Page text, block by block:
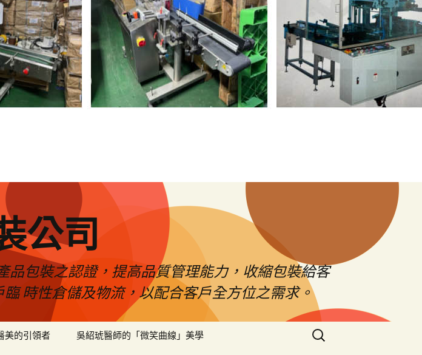
公司
品包裝之認證，提高品質管理能力，收縮包裝給客
時性倉儲及物流，以配合客戶全方位之需求。
美的引領者 吳紹琥醫師的「微笑曲線」美學
搜
尋